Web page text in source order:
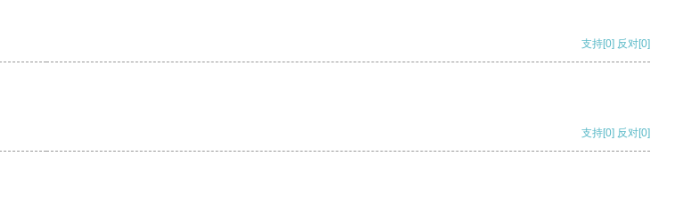
支持[0] 反对[0]
支持[0] 反对[0]